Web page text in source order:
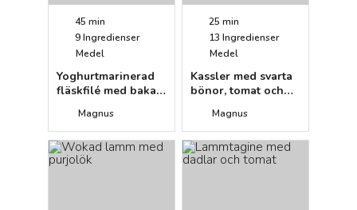
45 min
9Ingredienser
Medel
Yoghurtmarinerad
fläskfilé med bakad
vitlökssmör
Magnus
25 min
13 Ingredienser
Medel
Kassler med svarta
bönor, tomat och
Magnus